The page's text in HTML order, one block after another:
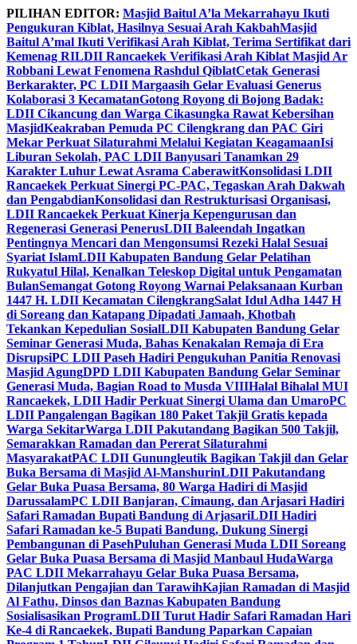
Skip
to
content
PILIHAN EDITOR: Masjid Baitul A’la Mekarrahayu Ikuti
Pengukuran Kiblat, Hasilnya Sesuai Arah KakbahMasjid
Baitul A’mal Ikuti Verifikasi Arah Kiblat, Terima Sertifikat dari
Kemenag RILDII Rancaekek Verifikasi Arah Kiblat Masjid Ar
Robbani Lewat Fenomena Rashdul QiblatCetak Generasi
Berkarakter, PC LDII Margaasih Gelar Evaluasi Generus
Kolaborasi 3 KecamatanGotong Royong di Bojong Badak:
LDII Cikancung dan Warga Cikasungka Rawat Kebersihan
MasjidKeakraban Pemuda PC Cilengkrang dan PAC Giri
Mekar Perkuat Silaturahmi Melalui Kegiatan KeagamaanIsi
Liburan Sekolah, PAC LDII Banyusari Tanamkan 29
Karakter Luhur Lewat Asrama CaberawitKonsolidasi LDII
Rancaekek Perkuat Sinergi PC-PAC, Tegaskan Arah Dakwah
dan PengabdianKonsolidasi dan Restrukturisasi Organisasi,
LDII Rancaekek Perkuat Kinerja Kepengurusan dan
Regenerasi Generasi PenerusLDII Baleendah Ingatkan
Pentingnya Mencari dan Mengonsumsi Rezeki Halal Sesuai
Syariat IslamLDII Kabupaten Bandung Gelar Pelatihan
Rukyatul Hilal, Kenalkan Teleskop Digital untuk Pengamatan
BulanSemangat Gotong Royong Warnai Pelaksanaan Kurban
1447 H. LDII Kecamatan CilengkrangSalat Idul Adha 1447 H
di Soreang dan Katapang Dipadati Jamaah, Khotbah
Tekankan Kepedulian SosialLDII Kabupaten Bandung Gelar
Seminar Generasi Muda, Bahas Kenakalan Remaja di Era
DisrupsiPC LDII Paseh Hadiri Pengukuhan Panitia Renovasi
Masjid AgungDPD LDII Kabupaten Bandung Gelar Seminar
Generasi Muda, Bagian Road to Musda VIIIHalal Bihalal MUI
Rancaekek, LDII Hadir Perkuat Sinergi Ulama dan UmaroPC
LDII Pangalengan Bagikan 180 Paket Takjil Gratis kepada
Warga SekitarWarga LDII Pakutandang Bagikan 500 Takjil,
Semarakkan Ramadan dan Pererat Silaturahmi
MasyarakatPAC LDII Gunungleutik Bagikan Takjil dan Gelar
Buka Bersama di Masjid Al-ManshurinLDII Pakutandang
Gelar Buka Puasa Bersama, 80 Warga Hadiri di Masjid
DarussalamPC LDII Banjaran, Cimaung, dan Arjasari Hadiri
Safari Ramadan Bupati Bandung di ArjasariLDII Hadiri
Safari Ramadan ke-5 Bupati Bandung, Dukung Sinergi
Pembangunan di PasehPuluhan Generasi Muda LDII Soreang
Gelar Buka Puasa Bersama di Masjid Manbaul HudaWarga
PAC LDII Mekarrahayu Gelar Buka Puasa Bersama,
Dilanjutkan Pengajian dan TarawihKajian Ramadan di Masjid
Al Fathu, Dinsos dan Baznas Kabupaten Bandung
Sosialisasikan ProgramLDII Turut Hadir Safari Ramadan Hari
Ke-4 di Rancaekek, Bupati Bandung Paparkan Capaian